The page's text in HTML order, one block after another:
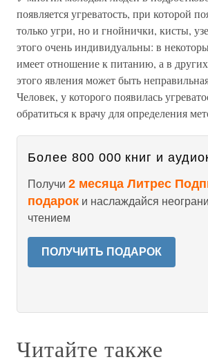
появляется угреватость, при которой
только угри, но и гнойнички, кисты,
этого очень индивидуальны: в
имеет отношение к питанию, а в
этого явления может быть
Человек, у которого появилась
обратиться к врачу для определения
Более 800 000 книг и
Получи 2 месяца Литрес
подарок и наслаждайся
чтением
ПОЛУЧИТЬ ПОДАРОК
Читайте также